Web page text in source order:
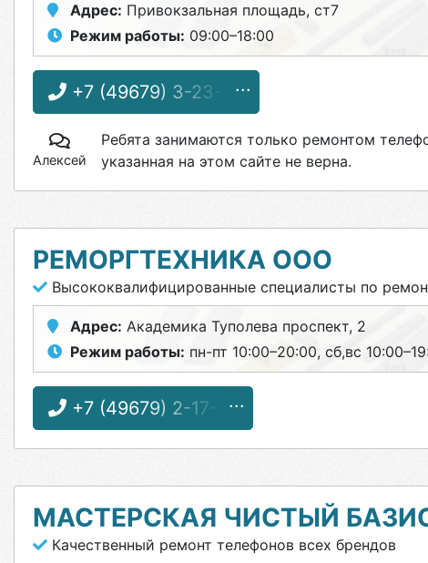
Адрес: Привокзальная площадь, ст7
Режим работы: 09:00–18:00
+7 (49679) 3-23-66
Алексей
Ребята занимаются только ремонтом
указанная на этом сайте не верна.
РЕМОРГТЕХНИКА ООО
Высококвалифицированные специалисты по
Адрес: Академика Туполева проспект, 2
Режим работы: пн-пт 10:00–20:00, сб,вс
+7 (49679) 2-17-27
МАСТЕРСКАЯ ЧИСТЫЙ
Качественный ремонт телефонов всех брендов